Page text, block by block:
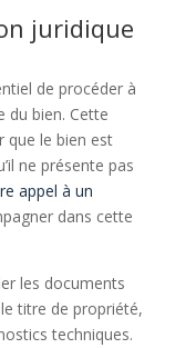
juridique
de procéder à
du bien. Cette
que le bien est
ne présente pas
appel à un
dans cette
les documents
titre de propriété,
techniques.